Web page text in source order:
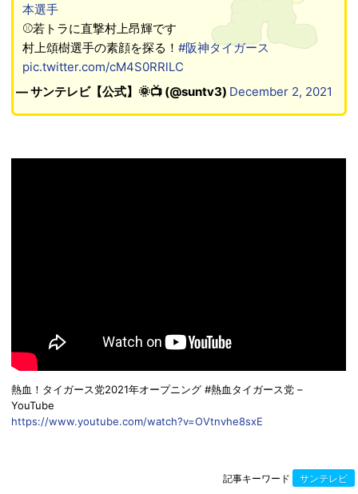
本選手
⚾️若トラに直撃村上昂輝です
村上頌樹選手の素顔を探る！ #阪神タイガース
pic.twitter.com/cM4S0RRlLC
— サンテレビ【公式】🌞📺 (@suntv3) December 2, 2021
熱血！タイガース党2021年オープニング #熱血タイガース党 –
YouTube
https://www.youtube.com/watch?v=OVtnvhe8sxE
記事キーワード サンテレビ